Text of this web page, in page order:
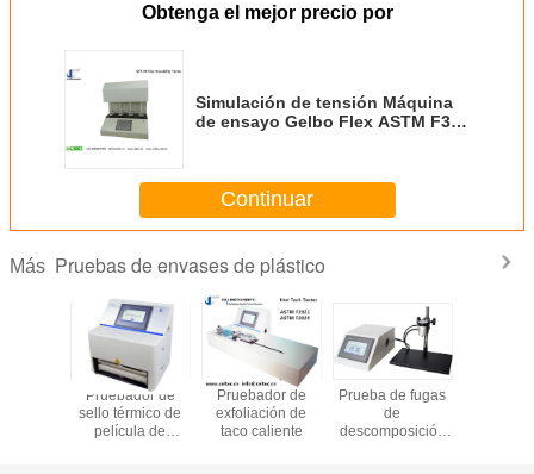
Obtenga el mejor precio por
Simulación de tensión Máquina
de ensayo Gelbo Flex ASTM F392
Continuar
Más Pruebas de envases de plástico
Pruebador de
sello térmico de
película de
Pruebador de
exfoliación de
taco caliente
Prueba de fugas
de
descomposición